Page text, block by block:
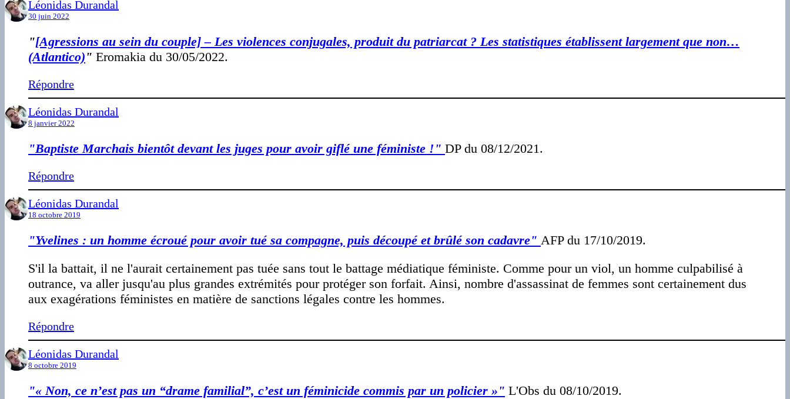
Léonidas Durandal
30 juin 2022
"[Agressions au sein du couple] – Les violences conjugales, produit du patriarcat ? Les statistiques établissent largement que non…
(Atlantico) " Eromakia du 30/05/2022.
Répondre
Léonidas Durandal
8 janvier 2022
"Baptiste Marchais bientôt devant les juges pour avoir giflé une féministe !" DP du 08/12/2021.
Répondre
Léonidas Durandal
18 octobre 2019
"Yvelines : un homme écroué pour avoir tué sa compagne, puis découpé et brûlé son cadavre" AFP du 17/10/2019.
S'il la battait, il ne l'aurait certainement pas tuée sans tout le battage médiatique féministe. Comme pour un viol, un homme culpabilisé à
outrance, va aller jusqu'au plus grandes extrémités pour protéger son forfait. Ainsi, nombre d'assassinat de femmes sont certainement dus
aux exagérations féministes en matière de sanctions légales contre les hommes.
Répondre
Léonidas Durandal
8 octobre 2019
"« Non, ce n’est pas un “drame familial”, c’est un féminicide commis par un policier »" L'Obs du 08/10/2019.